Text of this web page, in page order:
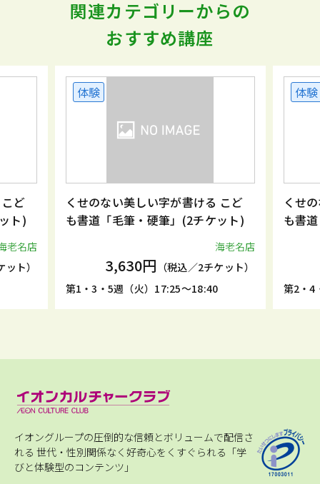
関連カテゴリーからの
おすすめ講座
ど
ト)
老名店
ト）
体験
くせのない美しい字が書ける こど
も書道「毛筆・硬筆」(2チケット)
海老名店
3,630円 （税込／2チケット）
第1・3・5週（火）17:25～18:40
体験
くせ
も書
第2・4
イオングループの圧倒的な信頼とボリュームで配信さ
れる 世代・性別関係なく好奇心をくすぐられる「学
びと体験型のコンテンツ」